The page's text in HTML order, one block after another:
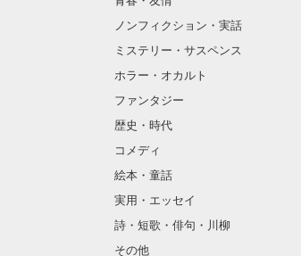
ノンフィクション・実話
ミステリー・サスペンス
ホラー・オカルト
ファンタジー
歴史・時代
コメディ
絵本・童話
実用・エッセイ
詩・短歌・俳句・川柳
その他